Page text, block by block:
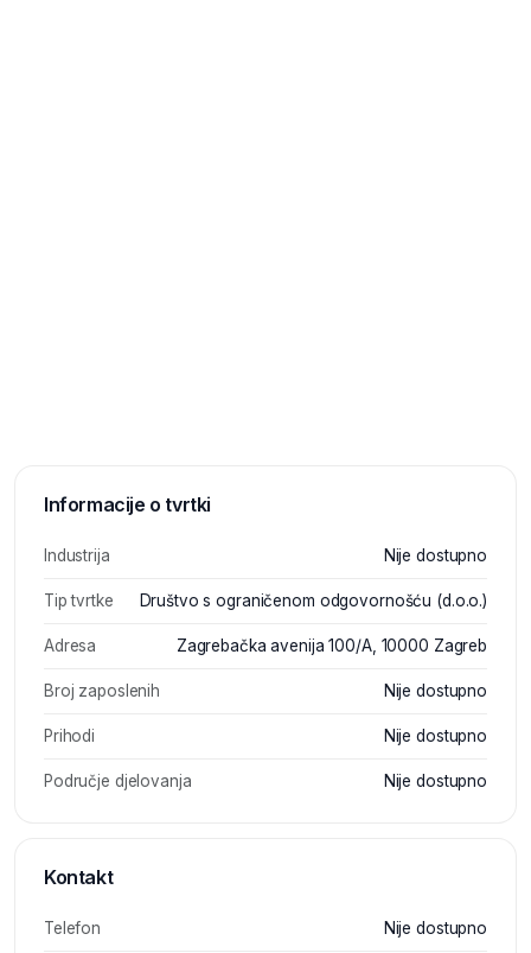
Informacije o tvrtki
Industrija Nije dostupno
Tip tvrtke Društvo s ograničenom odgovornošću (d.o.o.)
Adresa Zagrebačka avenija 100/A, 10000 Zagreb
Broj zaposlenih Nije dostupno
Prihodi Nije dostupno
Područje djelovanja Nije dostupno
Kontakt
Telefon Nije dostupno